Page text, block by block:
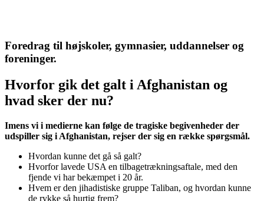
23/08/2021
Foredrag til højskoler, gymnasier, uddannelser og
foreninger.
Hvorfor gik det galt i Afghanistan og
hvad sker der nu?
Imens vi i medierne kan følge de tragiske begivenheder der
udspiller sig i Afghanistan, rejser der sig en række spørgsmål.
Hvordan kunne det gå så galt?
Hvorfor lavede USA en tilbagetrækningsaftale, med den
fjende vi har bekæmpet i 20 år.
Hvem er den jihadistiske gruppe Taliban, og hvordan kunne
de rykke så hurtig frem?